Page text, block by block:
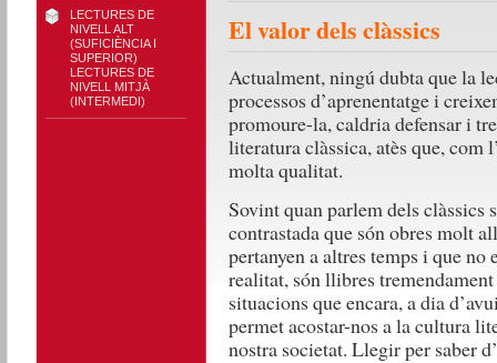
LECTURES DE
NIVELL ALT
(SUFICIÈNCIA I
SUPERIOR)
LECTURES DE
NIVELL MITJÀ
(INTERMEDI)
El valor dels clàssics
Actualment, ningú dubta que la
processos d’aprenentatge i
promoure-la, caldria defensar i
literatura clàssica, atès que, com
molta qualitat.
Sovint quan parlem dels clàssics
contrastada que són obres molt
pertanyen a altres temps i que no
realitat, són llibres
situacions que encara, a dia
permet acostar-nos a la cultura
nostra societat. Llegir per saber